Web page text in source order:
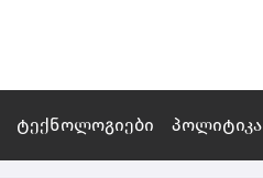
ტექნოლოგიები პოლიტიკა